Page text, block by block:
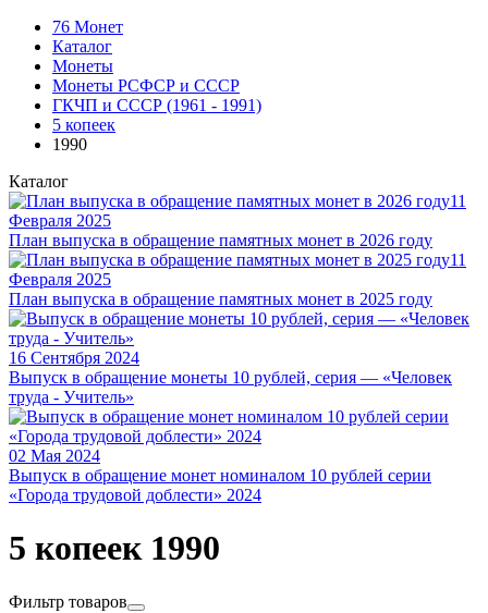
76 Монет
Каталог
Монеты
Монеты РСФСР и СССР
ГКЧП и СССР (1961 - 1991)
5 копеек
1990
Каталог
11
Февраля 2025
План выпуска в обращение памятных монет в 2026 году
11
Февраля 2025
План выпуска в обращение памятных монет в 2025 году
16 Сентября 2024
Выпуск в обращение монеты 10 рублей, серия — «Человек
труда - Учитель»
02 Мая 2024
Выпуск в обращение монет номиналом 10 рублей серии
«Города трудовой доблести» 2024
5 копеек 1990
Фильтр товаров